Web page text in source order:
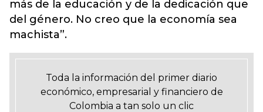
más de la educación y de la dedicación que
del género. No creo que la economía sea
machista”.
Toda la información del primer diario
económico, empresarial y financiero de
Colombia a tan solo un clic